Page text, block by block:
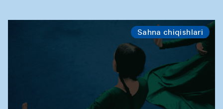
Sahna chiqishlari